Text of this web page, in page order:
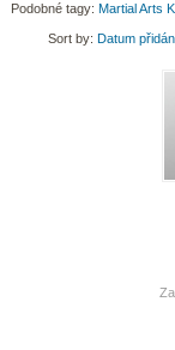
Podobné tagy: Martial Arts
Sort by: Datum